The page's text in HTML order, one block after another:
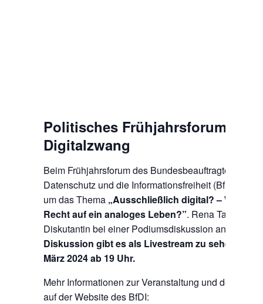
Politisches Frühjahrsforum zu
Digitalzwang
Beim Frühjahrsforum des Bundesbeauftragten für
Datenschutz und die Informationsfreiheit (BfDI) geht
um das Thema „Ausschließlich digital? – Wie
Recht auf ein analoges Leben?”. Rena Tangens
Diskutantin bei einer Podiumsdiskussion
Diskussion gibt es als Livestream zu sehen, am
März 2024 ab 19 Uhr.
Mehr Informationen zur Veranstaltung und den
auf der Website des BfDI: